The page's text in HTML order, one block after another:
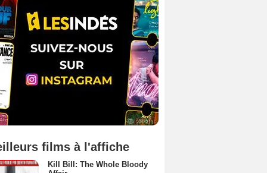
films à l'affiche
Kill Bill: The Whole Bloody